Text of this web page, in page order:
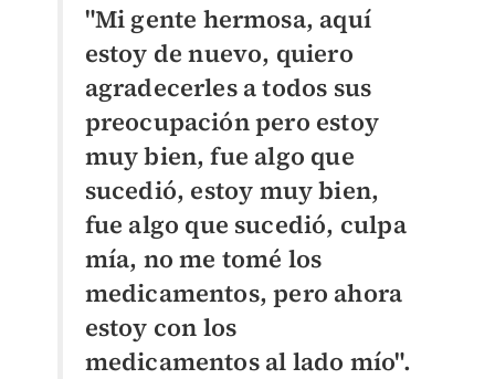
"Mi gente hermosa, aquí
estoy de nuevo, quiero
agradecerles a todos sus
preocupación pero estoy
muy bien, fue algo que
sucedió, estoy muy bien,
fue algo que sucedió, culpa
mía, no me tomé los
medicamentos, pero ahora
estoy con los
medicamentos al lado mío".